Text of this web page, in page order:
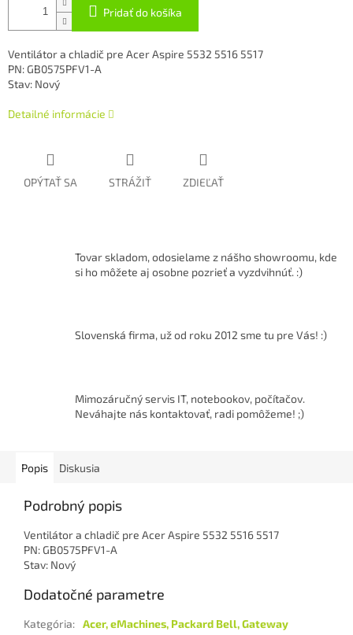
Pridať do košíka
Ventilátor a chladič pre Acer Aspire 5532 5516 5517
PN: GB0575PFV1-A
Stav: Nový
Detailné informácie
OPÝTAŤ SA STRÁŽIŤ ZDIEĽAŤ
Tovar skladom, odosielame z nášho showroomu, kde
si ho môžete aj osobne pozrieť a vyzdvihnúť. :)
Slovenská firma, už od roku 2012 sme tu pre Vás! :)
Mimozáručný servis IT, notebookov, počítačov.
Neváhajte nás kontaktovať, radi pomôžeme! ;)
Popis Diskusia
Podrobný popis
Ventilátor a chladič pre Acer Aspire 5532 5516 5517
PN: GB0575PFV1-A
Stav: Nový
Dodatočné parametre
Kategória: Acer, eMachines, Packard Bell, Gateway